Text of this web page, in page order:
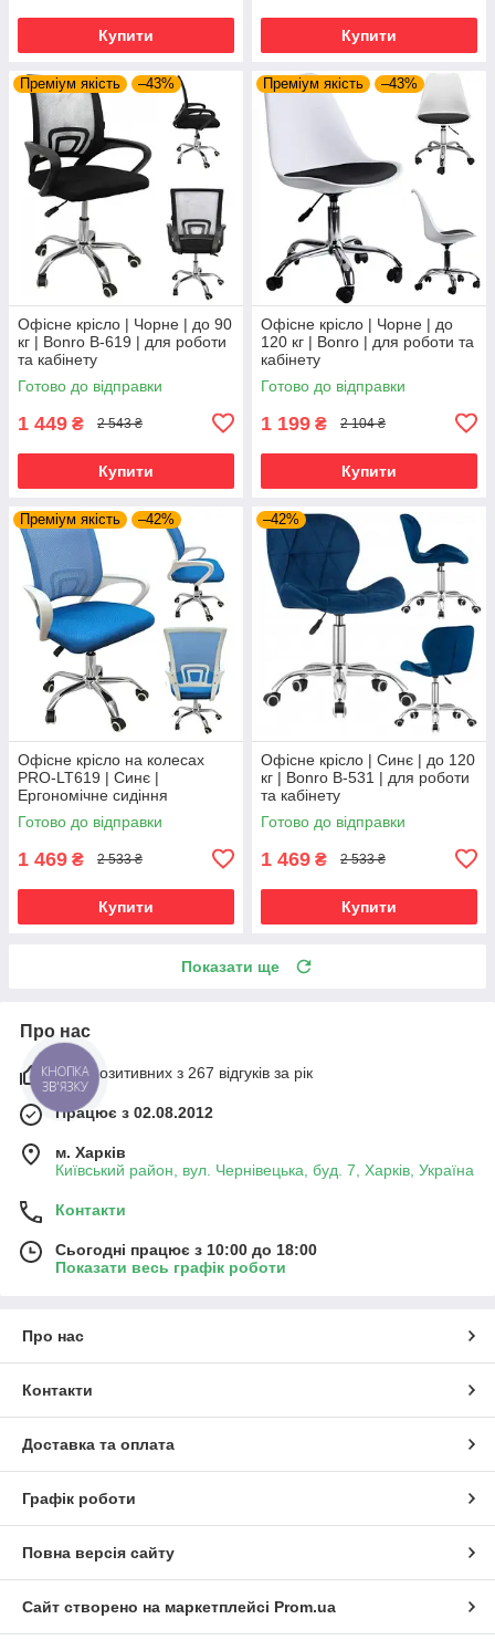
Купити Купити
Преміум якість –43%
Офісне крісло | Чорне | до 90
кг | Bonro B-619 | для роботи
та кабінету
Готово до відправки
1 449 ₴ 2 543 ₴
Купити
Преміум якість –43%
Офісне крісло | Чорне | до
120 кг | Bonro | для роботи та
кабінету
Готово до відправки
1 199 ₴ 2 104 ₴
Купити
Преміум якість –42%
Офісне крісло на колесах
PRO-LT619 | Синє |
Ергономічне сидіння
Готово до відправки
1 469 ₴ 2 533 ₴
Купити
–42%
Офісне крісло | Синє | до 120
кг | Bonro B-531 | для роботи
та кабінету
Готово до відправки
1 469 ₴ 2 533 ₴
Купити
Показати ще
Про нас
98% позитивних з 267 відгуків за рік
Працює з 02.08.2012
м. Харків
Київський район, вул. Чернівецька, буд. 7, Харків, Україна
Контакти
Сьогодні працює з 10:00 до 18:00
Показати весь графік роботи
Про нас
Контакти
Доставка та оплата
Графік роботи
Повна версія сайту
Сайт створено на маркетплейсі Prom.ua
КНОПКА
ЗВ'ЯЗКУ